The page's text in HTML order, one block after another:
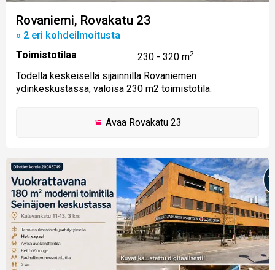
Rovaniemi, Rovakatu 23
» 2 eri kohdeilmoitusta
Toimistotilaa
230 - 320 m2
Todella keskeisellä sijainnilla Rovaniemen
ydinkeskustassa, valoisa 230 m2 toimistotila.
Avaa Rovakatu 23